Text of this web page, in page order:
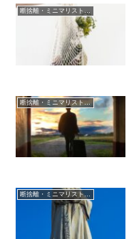
断捨離・ミニマリスト・ゼロウェイスト